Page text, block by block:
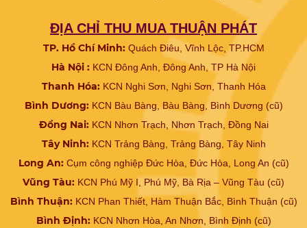
ĐỊA CHỈ THU MUA THUẬN PHÁT
TP. Hồ Chí Minh:Quách Điêu, Vĩnh Lộc, TP.HCM
Hà Nội : KCN Đông Anh, Đông Anh, TP Hà Nội
Thanh Hóa:KCN Nghi Sơn, Nghi Sơn, Thanh Hóa
Bình Dương:KCN Bàu Bàng, Bàu Bàng, Bình Dương (cũ)
Đồng Nai: KCN Nhơn Trạch, Nhơn Trạch, Đồng Nai
Tây Ninh: KCN Trảng Bàng, Trảng Bàng, Tây Ninh
Long An: Cụm công nghiệp Đức Hòa, Đức Hòa, Long An (cũ)
Vũng Tàu: KCN Phú Mỹ I, Phú Mỹ, Bà Rịa – Vũng Tàu (cũ)
Bình Thuận:KCN Phan Thiết, Hàm Thuận Bắc, Bình Thuận (cũ)
Bình Định: KCN Nhơn Hòa, An Nhơn, Bình Định (cũ)